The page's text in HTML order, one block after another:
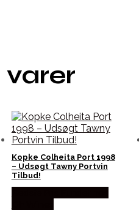
varer
Kopke Colheita Port 1998
– Udsøgt Tawny Portvin
Tilbud!